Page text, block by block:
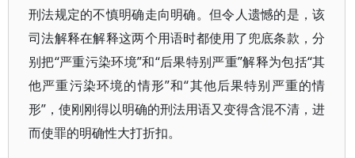
刑法规定的不慎明确走向明确。但令人遗憾的是，该
司法解释在解释这两个用语时都使用了兜底条款，分
别把“严重污染环境”和“后果特别严重”解释为包括“其
他严重污染环境的情形”和“其他后果特别严重的情
形”，使刚刚得以明确的刑法用语又变得含混不清，进
而使罪的明确性大打折扣。